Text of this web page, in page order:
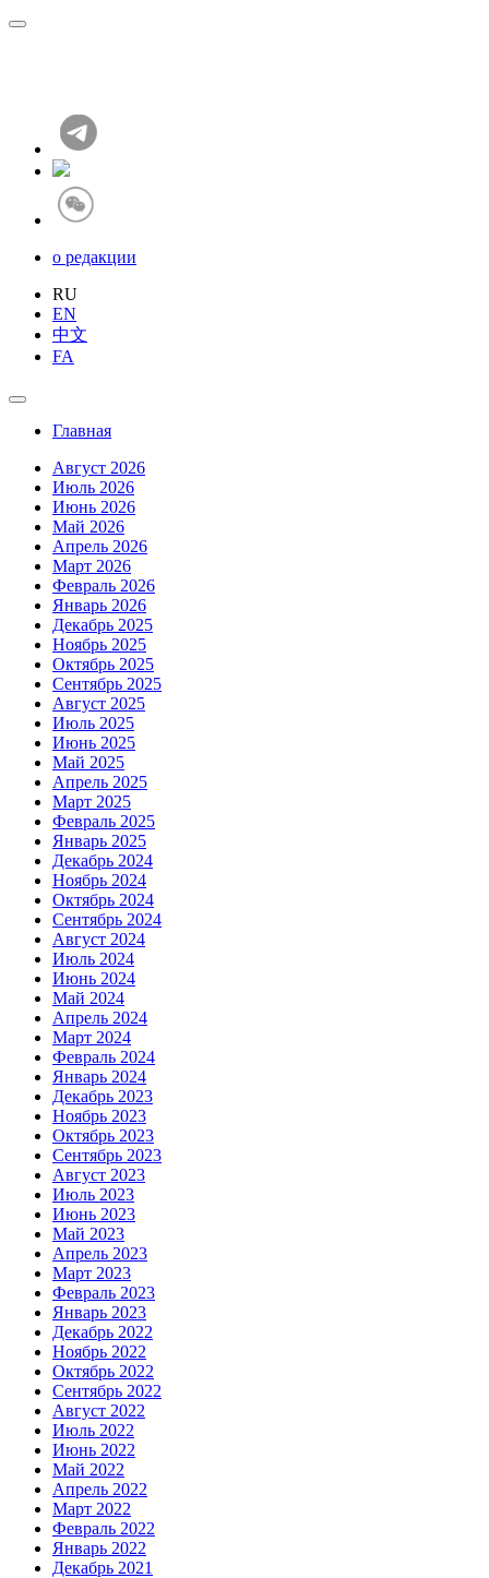
о редакции
RU
EN
中文
FA
Главная
Август 2026
Июль 2026
Июнь 2026
Май 2026
Апрель 2026
Март 2026
Февраль 2026
Январь 2026
Декабрь 2025
Ноябрь 2025
Октябрь 2025
Сентябрь 2025
Август 2025
Июль 2025
Июнь 2025
Май 2025
Апрель 2025
Март 2025
Февраль 2025
Январь 2025
Декабрь 2024
Ноябрь 2024
Октябрь 2024
Сентябрь 2024
Август 2024
Июль 2024
Июнь 2024
Май 2024
Апрель 2024
Март 2024
Февраль 2024
Январь 2024
Декабрь 2023
Ноябрь 2023
Октябрь 2023
Сентябрь 2023
Август 2023
Июль 2023
Июнь 2023
Май 2023
Апрель 2023
Март 2023
Февраль 2023
Январь 2023
Декабрь 2022
Ноябрь 2022
Октябрь 2022
Сентябрь 2022
Август 2022
Июль 2022
Июнь 2022
Май 2022
Апрель 2022
Март 2022
Февраль 2022
Январь 2022
Декабрь 2021